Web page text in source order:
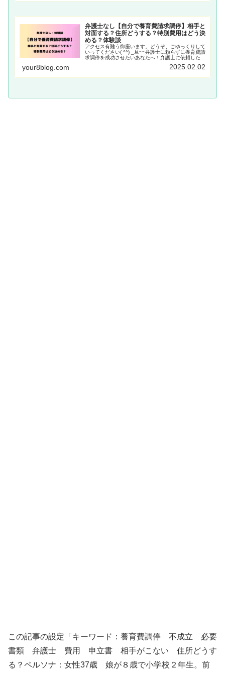
弁護士なし【自分で養育費請求調停】相手と
対面する？住所どうする？特別費用はどう決
める？体験談
アクセス有難う御座います。どうぞ、ごゆっくりして
いってください( ^^) _旦~~弁護士に頼らずに養育費請
求調停を成功させたいあなたへ！弁護士に依頼したい
せんか？そんな時、自分で養育費請求調停Read
your8blog.com 2025.02.02
この記事の設定「キーワード：養育費調停 不成立 必要
書類 弁護士 費用 申立書 相手がこない 住所どうす
る？ペルソナ：女性37歳 娘が８歳で小学校２年生。前